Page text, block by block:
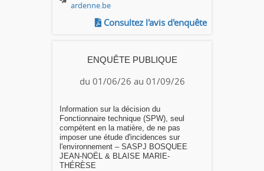
ardenne.be
Consultez l'avis d'enquête
ENQUÊTE PUBLIQUE
du 01/06/26 au 01/09/26
Information sur la décision du
Fonctionnaire technique (SPW), seul
compétent en la matière, de ne pas
imposer une étude d'incidences sur
l'environnement – SASPJ BOSQUEE
JEAN-NOËL & BLAISE MARIE-
THÉRÈSE